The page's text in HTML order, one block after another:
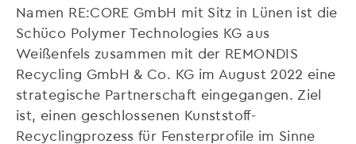
Namen RE:CORE GmbH mit Sitz in Lünen ist die
Schüco Polymer Technologies KG aus
Weißenfels zusammen mit der REMONDIS
Recycling GmbH & Co. KG im August 2022 eine
strategische Partnerschaft eingegangen. Ziel
ist, einen geschlossenen Kunststoff-
Recyclingprozess für Fensterprofile im Sinne